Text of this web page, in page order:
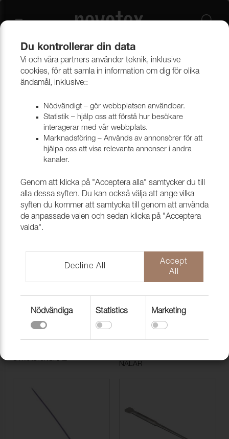
Verktyg & tillbehör Verktyg, nålar & maskiner Nålar
Nålar
MADRASSNÅL
SYMASKINSNÅL
NÅLAR
Du kontrollerar din data
Vi och våra partners använder teknik, inklusive
cookies, för att samla in information om dig för olika
ändamål, inklusive::
Nödvändigt – gör webbplatsen användbar.
Statistik – hjälp oss att förstå hur besökare
interagerar med vår webbplats.
Marknadsföring – Används av annonsörer för att
hjälpa oss att visa relevanta annonser i andra
kanaler.
Genom att klicka på "Acceptera alla" samtycker du till
alla dessa syften. Du kan också välja att ange vilka
syften du kommer att samtycka till genom att använda
de anpassade valen och sedan klicka på "Acceptera
valda".
Decline All
Accept
All
Nödvändiga Statistics Marketing